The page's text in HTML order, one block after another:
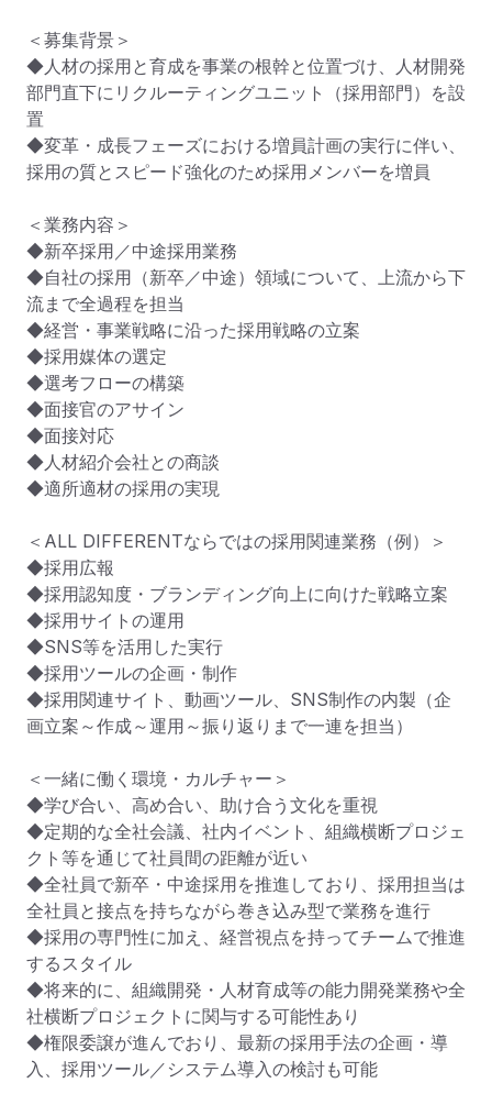
＜募集背景＞
◆人材の採用と育成を事業の根幹と位置づけ、人材開発
部門直下にリクルーティングユニット（採用部門）を設
置
◆変革・成長フェーズにおける増員計画の実行に伴い、
採用の質とスピード強化のため採用メンバーを増員
＜業務内容＞
◆新卒採用／中途採用業務
◆自社の採用（新卒／中途）領域について、上流から下
流まで全過程を担当
◆経営・事業戦略に沿った採用戦略の立案
◆採用媒体の選定
◆選考フローの構築
◆面接官のアサイン
◆面接対応
◆人材紹介会社との商談
◆適所適材の採用の実現
＜ALL DIFFERENTならではの採用関連業務（例）＞
◆採用広報
◆採用認知度・ブランディング向上に向けた戦略立案
◆採用サイトの運用
◆SNS等を活用した実行
◆採用ツールの企画・制作
◆採用関連サイト、動画ツール、SNS制作の内製（企
画立案～作成～運用～振り返りまで一連を担当）
＜一緒に働く環境・カルチャー＞
◆学び合い、高め合い、助け合う文化を重視
◆定期的な全社会議、社内イベント、組織横断プロジェ
クト等を通じて社員間の距離が近い
◆全社員で新卒・中途採用を推進しており、採用担当は
全社員と接点を持ちながら巻き込み型で業務を進行
◆採用の専門性に加え、経営視点を持ってチームで推進
するスタイル
◆将来的に、組織開発・人材育成等の能力開発業務や全
社横断プロジェクトに関与する可能性あり
◆権限委譲が進んでおり、最新の採用手法の企画・導
入、採用ツール／システム導入の検討も可能